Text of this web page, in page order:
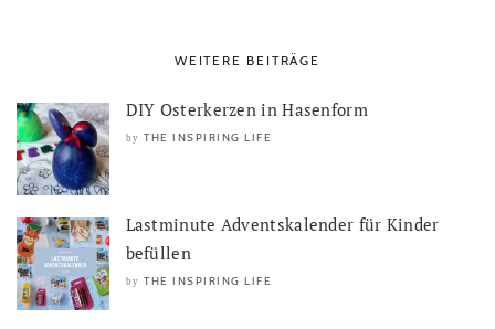
WEITERE BEITRÄGE
DIY Osterkerzen in Hasenform
by THE INSPIRING LIFE
Lastminute Adventskalender für Kinder
befüllen
by THE INSPIRING LIFE